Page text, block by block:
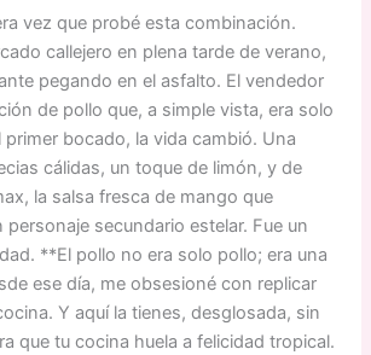
vez que probé esta combinación.
callejero en plena tarde de verano,
pegando en el asfalto. El vendedor
de pollo que, a simple vista, era solo
primer bocado, la vida cambió. Una
cálidas, un toque de limón, y de
la salsa fresca de mango que
secundario estelar. Fue un
**El pollo no era solo pollo; era una
ese día, me obsesioné con replicar
Y aquí la tienes, desglosada, sin
que tu cocina huela a felicidad tropical.